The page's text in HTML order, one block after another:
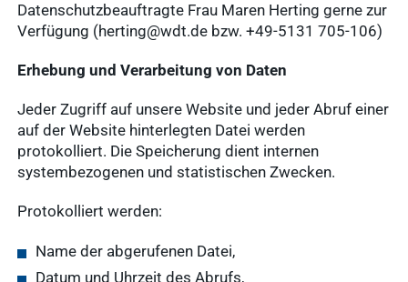
Datenschutzbeauftragte Frau Maren Herting gerne zur
Verfügung (herting@wdt.de bzw. +49-5131 705-106)
Erhebung und Verarbeitung von Daten
Jeder Zugriff auf unsere Website und jeder Abruf einer
auf der Website hinterlegten Datei werden
protokolliert. Die Speicherung dient internen
systembezogenen und statistischen Zwecken.
Protokolliert werden:
Name der abgerufenen Datei,
Datum und Uhrzeit des Abrufs,